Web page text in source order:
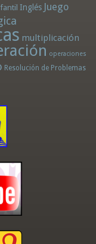
Inglés Juego
multiplicación
operaciones
Resolución de Problemas